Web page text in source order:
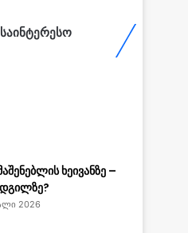
ხეივანზე –
2026